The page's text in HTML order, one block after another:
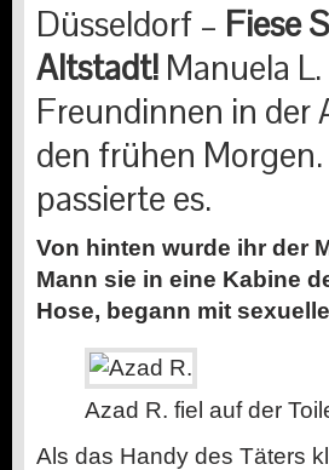
Düsseldorf – Fiese
Altstadt! Manuela
Freundinnen in der
den frühen
passierte es.
Von hinten wurde ihr der
Mann sie in eine Kabine
Hose, begann mit
Azad R. fiel auf der
Als das Handy des Täters